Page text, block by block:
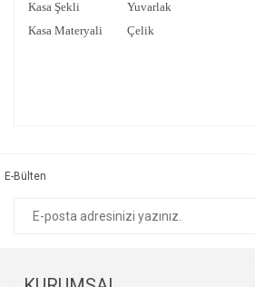
Kasa Şekli
Yuvarlak
Kasa Materyali
Çelik
Ürün fiyatı diğer sitelerden daha pahalı.
E-Bülten